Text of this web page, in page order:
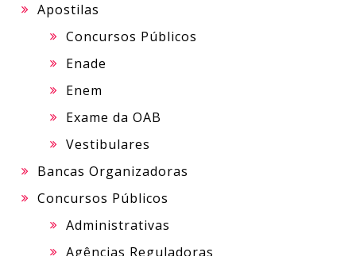
Apostilas
Concursos Públicos
Enade
Enem
Exame da OAB
Vestibulares
Bancas Organizadoras
Concursos Públicos
Administrativas
Agências Reguladoras